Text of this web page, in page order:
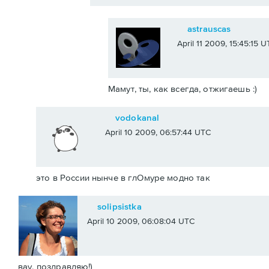
astrauscas
April 11 2009, 15:45:15
Мамут, ты, как всегда, отжигаешь :)
vodokanal
April 10 2009, 06:57:44 UTC
это в России нынче в глОмуре модно так
solipsistka
April 10 2009, 06:08:04 UTC
вау, поздравляю!)